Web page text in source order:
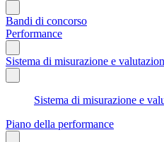
Bandi di concorso
Performance
Sistema di misurazione e
Sistema di misurazione e
Piano della performance